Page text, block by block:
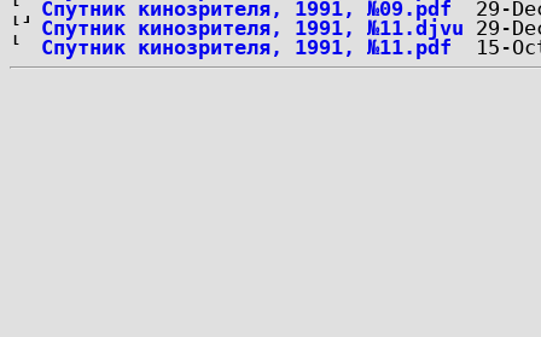
Спутник кинозрителя, 1991, №09.pdf
Спутник кинозрителя, 1991, №11.djvu
Спутник кинозрителя, 1991, №11.pdf